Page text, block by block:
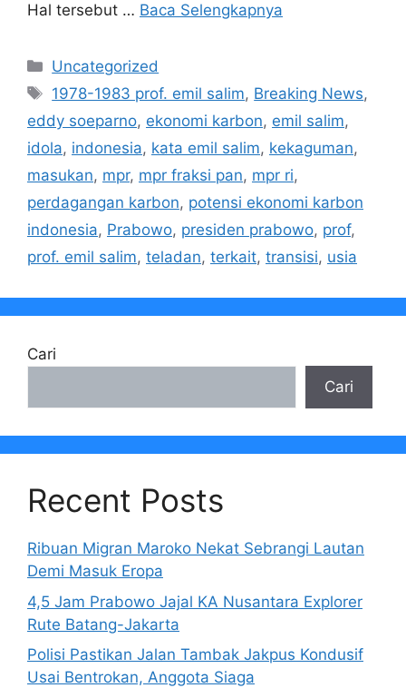
Hal tersebut … Baca Selengkapnya
Kategori
Uncategorized
Tag
1978-1983 prof. emil salim, Breaking News,
eddy soeparno, ekonomi karbon, emil salim,
idola, indonesia, kata emil salim, kekaguman,
masukan, mpr, mpr fraksi pan, mpr ri,
perdagangan karbon, potensi ekonomi karbon
indonesia, Prabowo, presiden prabowo, prof,
prof. emil salim, teladan, terkait, transisi, usia
Cari
Cari
Recent Posts
Ribuan Migran Maroko Nekat Sebrangi Lautan
Demi Masuk Eropa
4,5 Jam Prabowo Jajal KA Nusantara Explorer
Rute Batang-Jakarta
Polisi Pastikan Jalan Tambak Jakpus Kondusif
Usai Bentrokan, Anggota Siaga